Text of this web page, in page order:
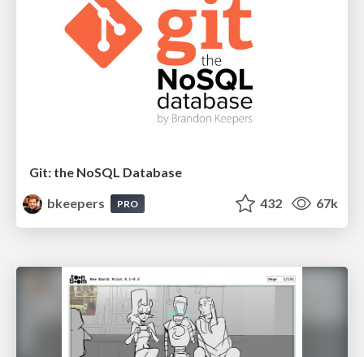
Git: the NoSQL Database
bkeepers
PRO 432 67k